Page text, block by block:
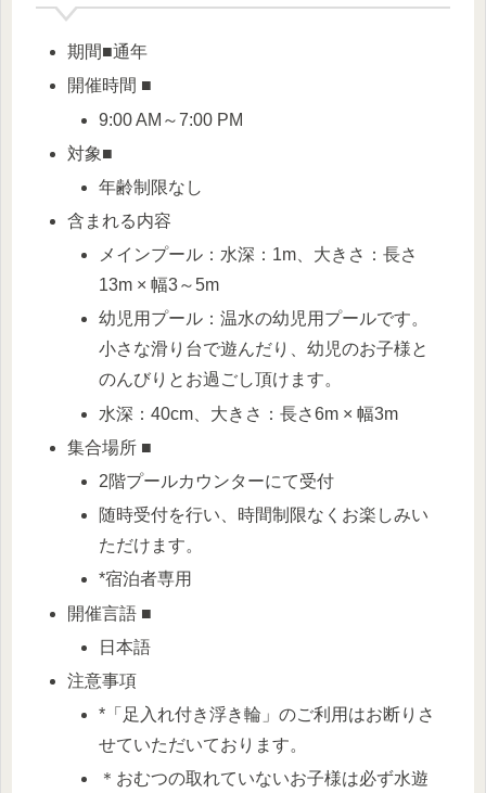
期間■通年
開催時間 ■
9:00 AM～7:00 PM
対象■
年齢制限なし
含まれる内容
メインプール：水深：1m、大きさ：長さ
13m × 幅3～5m
幼児用プール：温水の幼児用プールです。
小さな滑り台で遊んだり、幼児のお子様と
のんびりとお過ごし頂けます。
水深：40cm、大きさ：長さ6m × 幅3m
集合場所 ■
2階プールカウンターにて受付
随時受付を行い、時間制限なくお楽しみい
ただけます。
*宿泊者専用
開催言語 ■
日本語
注意事項
*「足入れ付き浮き輪」のご利用はお断りさ
せていただいております。
＊おむつの取れていないお子様は必ず水遊